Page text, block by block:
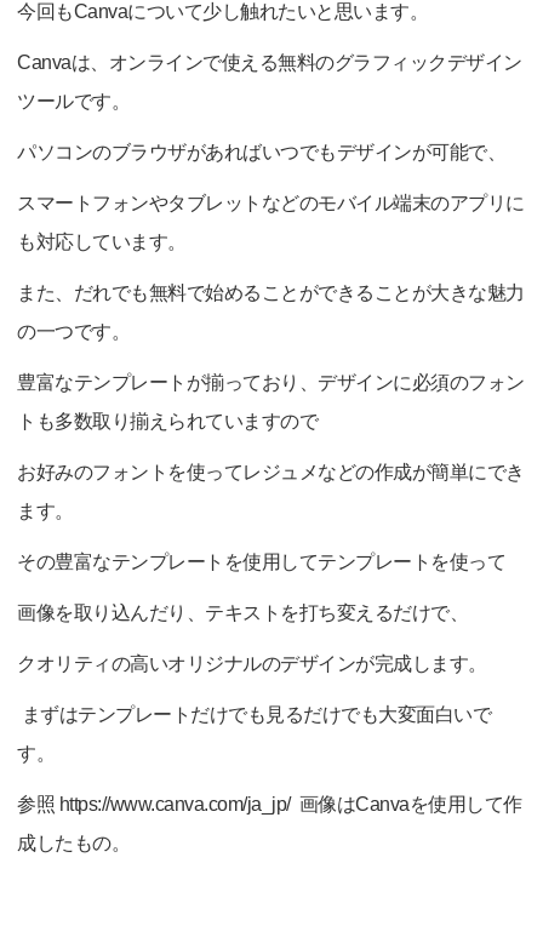
今回もCanvaについて少し触れたいと思います。
Canvaは、オンラインで使える無料のグラフィックデザイン
ツールです。
パソコンのブラウザがあればいつでもデザインが可能で、
スマートフォンやタブレットなどのモバイル端末のアプリに
も対応しています。
また、だれでも無料で始めることができることが大きな魅力
の一つです。
豊富なテンプレートが揃っており、デザインに必須のフォン
トも多数取り揃えられていますので
お好みのフォントを使ってレジュメなどの作成が簡単にでき
ます。
その豊富なテンプレートを使用してテンプレートを使って
画像を取り込んだり、テキストを打ち変えるだけで、
クオリティの高いオリジナルのデザインが完成します。
まずはテンプレートだけでも見るだけでも大変面白いで
す。
参照 https://www.canva.com/ja_jp/ 画像はCanvaを使用して作
成したもの。